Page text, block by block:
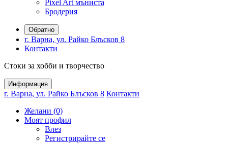
Pixel Art мъниста
Бродерия
Обратно
г. Варна, ул. Райко Блъсков 8
Контакти
Стоки за хобби и творчество
Информация
г. Варна, ул. Райко Блъсков 8 Контакти
Желани (0)
Моят профил
Влез
Регистрирайте се